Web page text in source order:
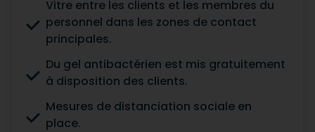
Vitre entre les clients et les membres du
personnel dans les zones de contact
principales.
Du gel antibactérien est mis gratuitement
à disposition des clients.
Mesures de distanciation sociale en
place.